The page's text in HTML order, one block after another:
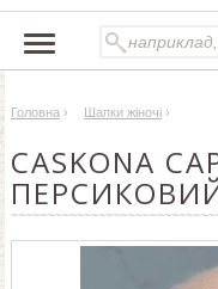
ПРО БРЕНД
ДОСТАВКА І ОПЛАТА
ОПТОВИМ КЛІЄНТАМ
Головна › Шапки жіночі ›
CASKONA